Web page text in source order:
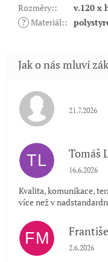
Rozměry::
v.120 x
? Materiál::
21.7.2026
TL Tomáš
16.6.2026
Kvalita, komunikace,
více než v
FM
2.6.2026